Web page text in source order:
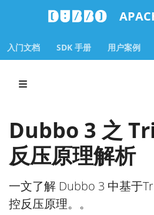
入门文档 SDK 手册 用户案例
Dubbo 3 之
反压原理解析
一文了解 Dubbo 3 中基于
控反压原理。。